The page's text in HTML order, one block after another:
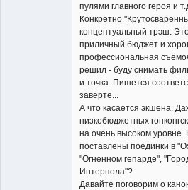
пулями главного героя и
Конкретно
концептуальный трэш.
приличный бюджет и
профессиональная
решил - буду снимать
и точка. Пишется
заверте...
А что касается экшена.
низкобюджетных
на очень высоком уровне.
поставлены поединки в
"Огненном гепарде",
Интерпола"?
Давайте поговорим о